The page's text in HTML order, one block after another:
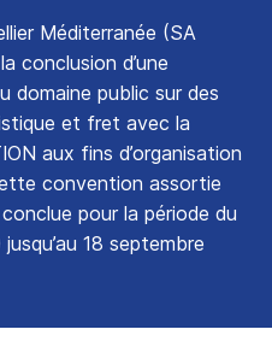
Méditerranée (SA
conclusion d’une
domaine public sur des
et fret avec la
aux fins d’organisation
convention assortie
conclue pour la période du
18 septembre